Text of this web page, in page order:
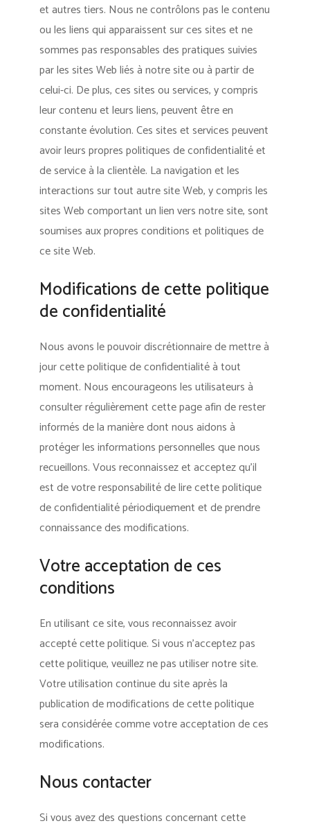
et autres tiers. Nous ne contrôlons pas le contenu
ou les liens qui apparaissent sur ces sites et ne
sommes pas responsables des pratiques suivies
par les sites Web liés à notre site ou à partir de
celui-ci. De plus, ces sites ou services, y compris
leur contenu et leurs liens, peuvent être en
constante évolution. Ces sites et services peuvent
avoir leurs propres politiques de confidentialité et
de service à la clientèle. La navigation et les
interactions sur tout autre site Web, y compris les
sites Web comportant un lien vers notre site, sont
soumises aux propres conditions et politiques de
ce site Web.
Modifications de cette politique
de confidentialité
Nous avons le pouvoir discrétionnaire de mettre à
jour cette politique de confidentialité à tout
moment. Nous encourageons les utilisateurs à
consulter régulièrement cette page afin de rester
informés de la manière dont nous aidons à
protéger les informations personnelles que nous
recueillons. Vous reconnaissez et acceptez qu’il
est de votre responsabilité de lire cette politique
de confidentialité périodiquement et de prendre
connaissance des modifications.
Votre acceptation de ces
conditions
En utilisant ce site, vous reconnaissez avoir
accepté cette politique. Si vous n’acceptez pas
cette politique, veuillez ne pas utiliser notre site.
Votre utilisation continue du site après la
publication de modifications de cette politique
sera considérée comme votre acceptation de ces
modifications.
Nous contacter
Si vous avez des questions concernant cette